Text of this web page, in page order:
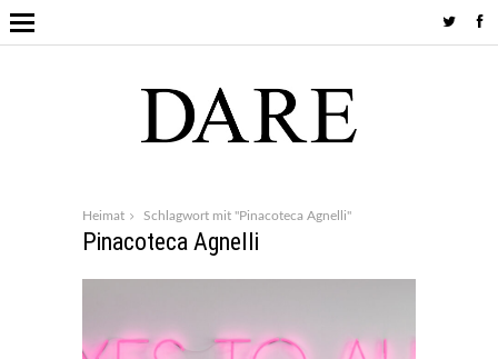
Heimat Schlagwort mit "Pinacoteca Agnelli"
Pinacoteca Agnelli